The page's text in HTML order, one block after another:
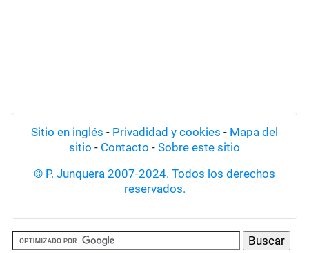
Sitio en inglés - Privadidad y cookies - Mapa del
sitio - Contacto - Sobre este sitio
© P. Junquera 2007-2024. Todos los derechos
reservados.